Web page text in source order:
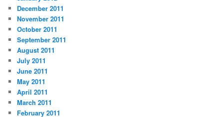
December 2011
November 2011
October 2011
September 2011
August 2011
July 2011
June 2011
May 2011
April 2011
March 2011
February 2011